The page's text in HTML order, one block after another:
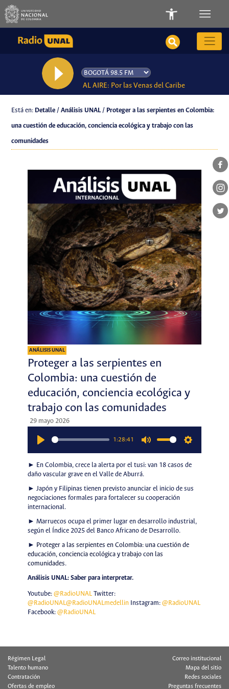
AL AIRE: Por las Venas del Caribe
Está en: Detalle / Análisis UNAL / Proteger a las serpientes en Colombia:
una cuestión de educación, conciencia ecológica y trabajo con las
comunidades
ANÁLISIS UNAL
Proteger a las serpientes en
Colombia: una cuestión de
educación, conciencia ecológica y
trabajo con las comunidades
29 mayo 2026
1:28:41
► En Colombia, crece la alerta por el tusi: van 18 casos de
daño vascular grave en el Valle de Aburrá.
► Japón y Filipinas tienen previsto anunciar el inicio de sus
negociaciones formales para fortalecer su cooperación
internacional.
► Marruecos ocupa el primer lugar en desarrollo industrial,
según el Índice 2025 del Banco Africano de Desarrollo.
► Proteger a las serpientes en Colombia: una cuestión de
educación, conciencia ecológica y trabajo con las
comunidades.
Análisis UNAL: Saber para interpretar.
Youtube: @RadioUNALTwitter:
@RadioUNAL@RadioUNALmedellinInstagram: @RadioUNAL
Facebook: @RadioUNAL
Régimen Legal
Talento humano
Contratación
Ofertas de empleo
Correo institucional
Mapa del sitio
Redes sociales
Preguntas frecuentes